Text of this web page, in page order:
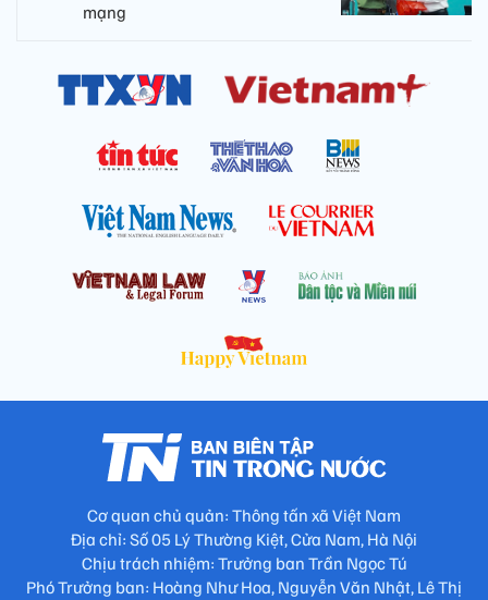
mạng
Cơ quan chủ quản: Thông tấn xã Việt Nam
Địa chỉ: Số 05 Lý Thường Kiệt, Cửa Nam, Hà Nội
Chịu trách nhiệm: Trưởng ban Trần Ngọc Tú
Phó Trưởng ban: Hoàng Như Hoa, Nguyễn Văn Nhật, Lê Thị